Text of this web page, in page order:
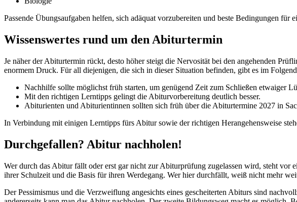
Passende Übungsaufgaben helfen, sich adäquat vorzubereiten und beste Bedingungen für
Wissenswertes rund um den Abiturtermin
Je näher der Abiturtermin rückt, desto höher steigt die Nervosität bei den angehenden
enormem Druck. Für all diejenigen, die sich in dieser Situation befinden, gibt es im
Nachhilfe sollte möglichst früh starten, um genügend Zeit zum Schließen etwaiger
Mit den richtigen Lerntipps gelingt die Abiturvorbereitung deutlich besser.
Abiturienten und Abiturientinnen sollten sich früh über die Abiturtermine 2027 in
In Verbindung mit einigen Lerntipps fürs Abitur sowie der richtigen Herangehensweise
Durchgefallen? Abitur nachholen!
Wer durch das Abitur fällt oder erst gar nicht zur Abiturprüfung zugelassen wird, steht
ihrer Schulzeit und die Basis für ihren Werdegang. Wer hier durchfällt, weiß nicht mehr
Der Pessimismus und die Verzweiflung angesichts eines gescheiterten Abiturs sind